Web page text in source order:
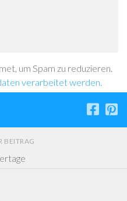
um Spam zu reduzieren.
verarbeitet werden.
BEITRAG